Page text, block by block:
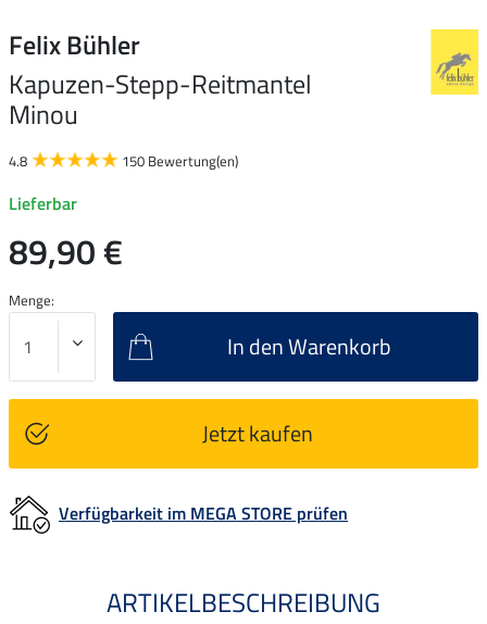
Felix Bühler
Kapuzen-Stepp-Reitmantel
Minou
4.8 150 Bewertung(en)
Lieferbar
89,90 €
Menge:
In den Warenkorb
Jetzt kaufen
Verfügbarkeit im MEGA STORE prüfen
ARTIKELBESCHREIBUNG